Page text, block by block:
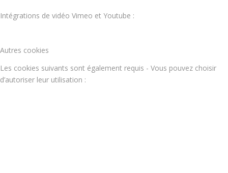
Intégrations de vidéo Vimeo et Youtube :
Autres cookies
Les cookies suivants sont également requis - Vous pouvez choisir
d’autoriser leur utilisation :